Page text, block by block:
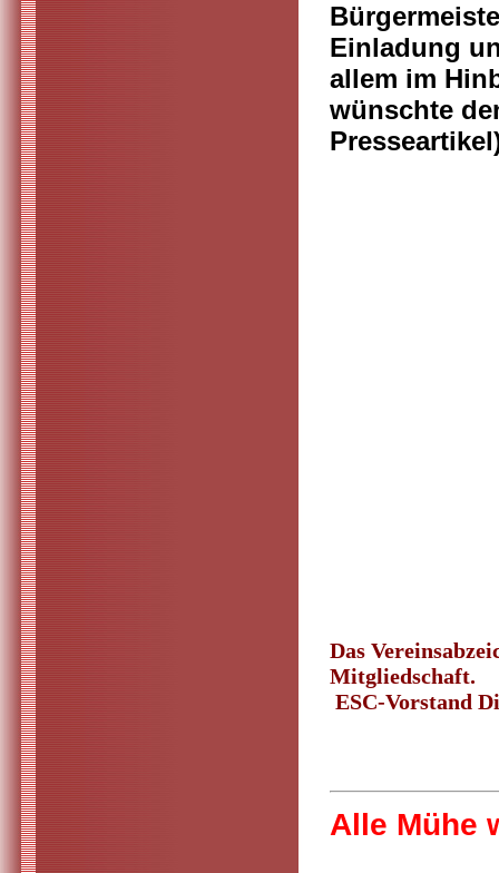
Einladung
allem im
wünschte
Das
Mitgliedschaft.
ESC-Vorstand
Alle Mühe